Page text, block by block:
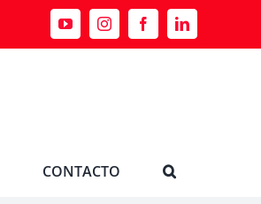
CONTACTO